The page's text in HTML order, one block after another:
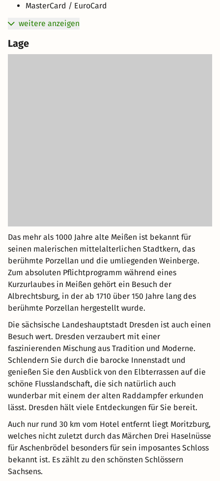
MasterCard / EuroCard
weitere anzeigen
Lage
Das mehr als 1000 Jahre alte Meißen ist bekannt für
seinen malerischen mittelalterlichen Stadtkern, das
berühmte Porzellan und die umliegenden Weinberge.
Zum absoluten Pflichtprogramm während eines
Kurzurlaubes in Meißen gehört ein Besuch der
Albrechtsburg, in der ab 1710 über 150 Jahre lang des
berühmte Porzellan hergestellt wurde.
Die sächsische Landeshauptstadt Dresden ist auch einen
Besuch wert. Dresden verzaubert mit einer
faszinierenden Mischung aus Tradition und Moderne.
Schlendern Sie durch die barocke Innenstadt und
genießen Sie den Ausblick von den Elbterrassen auf die
schöne Flusslandschaft, die sich natürlich auch
wunderbar mit einem der alten Raddampfer erkunden
lässt. Dresden hält viele Entdeckungen für Sie bereit.
Auch nur rund 30 km vom Hotel entfernt liegt Moritzburg,
welches nicht zuletzt durch das Märchen Drei Haselnüsse
für Aschenbrödel besonders für sein imposantes Schloss
bekannt ist. Es zählt zu den schönsten Schlössern
Sachsens.